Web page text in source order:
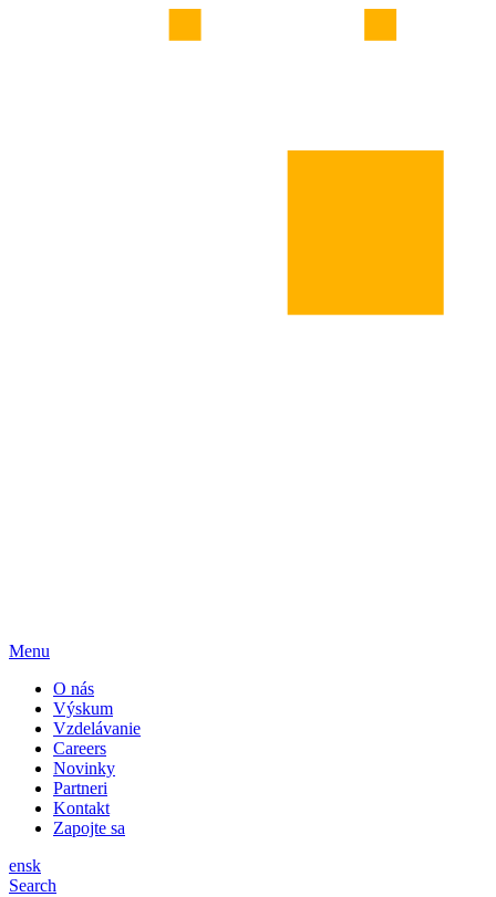
Menu
O nás
Výskum
Vzdelávanie
Careers
Novinky
Partneri
Kontakt
Zapojte sa
ensk
Search